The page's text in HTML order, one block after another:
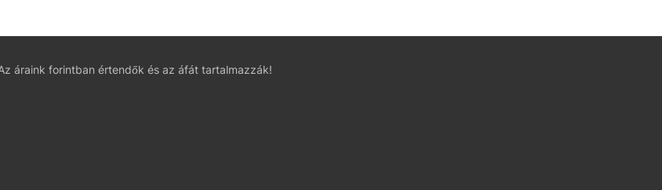
áraink forintban értendők és az áfát tartalmazzák!